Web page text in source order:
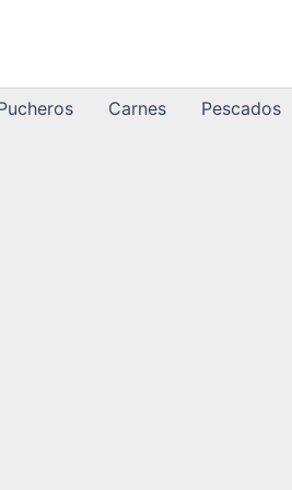
Carnes Pescados